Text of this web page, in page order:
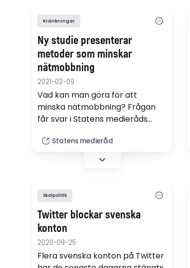
Kränkningar
Ny studie presenterar
metoder som minskar
nätmobbning
2021-02-09
Vad kan man göra för att
minska nätmobbning? Frågan
får svar i Statens medieråds
ungas utsatthet på nätet. "Vi
hoppas kunna ge stöd åt
användbara metoder mot
nätmobbning", säger Anette
Novak, direktör för Statens
medieråd.
Statens medieråd
Skolpolitik
Twitter blockar svenska
konton
2020-09-25
Flera svenska konton på Twitter